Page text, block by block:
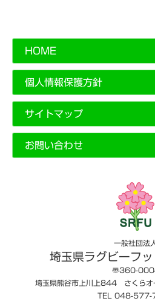
HOME
個人情報保護方針
サイトマップ
お問い合わせ
一般社団法人
埼玉県ラグビーフ
〠360-
埼玉県熊谷市上川上844 さくらオ
TEL 048-577-